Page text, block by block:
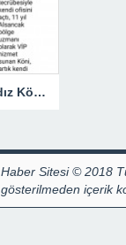
Ünlü iş İnsanı Yıldız Köni, 11 Yıllık Tecrübesiyle Kendi Ofisini açtı !
Haber Sitesi © 2018
gösterilmeden içerik